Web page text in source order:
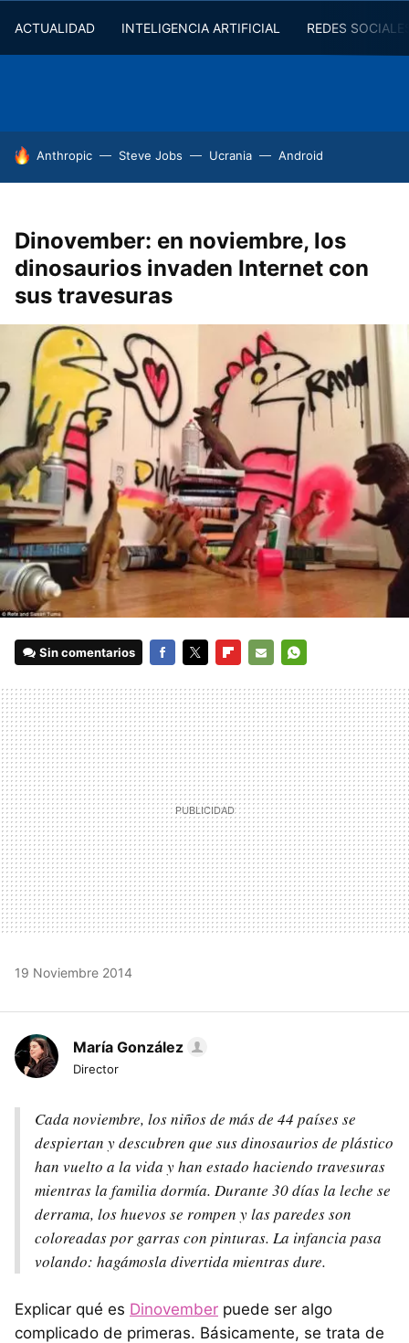
ACTUALIDAD INTELIGENCIA ARTIFICIAL REDES
HOY SE HABLA DE
Anthropic Steve Jobs Ucrania Android
Dinovember: en noviembre, los
dinosaurios invaden Internet con
sus travesuras
Sin comentarios
MAIL
19 Noviembre 2014
María González
Director
Cada noviembre, los niños de más de 44 países se
despiertan y descubren que sus dinosaurios de plástico
han vuelto a la vida y han estado haciendo travesuras
mientras la familia dormía. Durante 30 días la leche se
derrama, los huevos se rompen y las paredes son
coloreadas por garras con pinturas. La infancia pasa
volando: hagámosla divertida mientras dure.
Explicar qué es Dinovember puede ser algo
complicado de primeras. Básicamente, se trata de